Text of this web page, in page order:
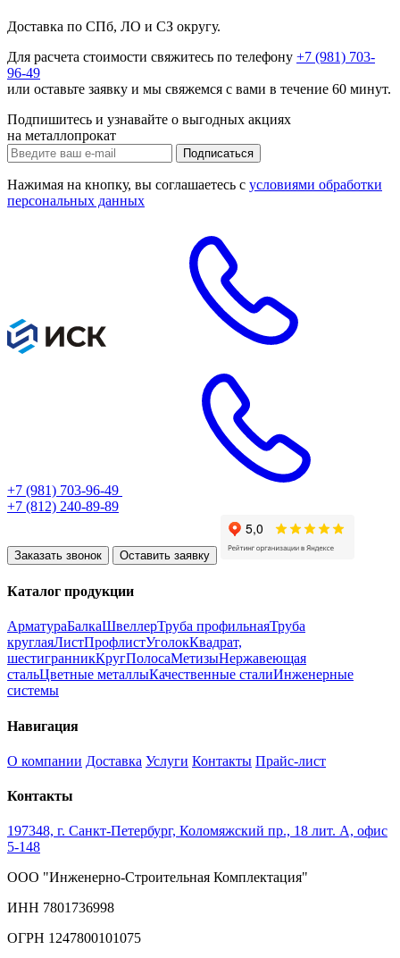
Доставка по СПб, ЛО и СЗ округу.
Для расчета стоимости свяжитесь по телефону +7 (981) 703-
96-49
или оставьте заявку и мы свяжемся с вами в течение 60 минут.
Подпишитесь и узнавайте о выгодных акциях
на металлопрокат
Нажимая на кнопку, вы соглашаетесь с условиями обработки
персональных данных
+7 (981) 703-96-49
+7 (812) 240-89-89
Заказать звонок Оставить заявку
Каталог продукции
АрматураБалкаШвеллерТруба профильнаяТруба
круглаяЛистПрофлистУголокКвадрат,
шестигранникКругПолосаМетизыНержавеющая
стальЦветные металлыКачественные сталиИнженерные
системы
Навигация
О компании Доставка Услуги Контакты Прайс-лист
Контакты
197348, г. Санкт-Петербург, Коломяжский пр., 18 лит. А, офис
5-148
ООО "Инженерно-Строительная Комплектация"
ИНН 7801736998
ОГРН 1247800101075